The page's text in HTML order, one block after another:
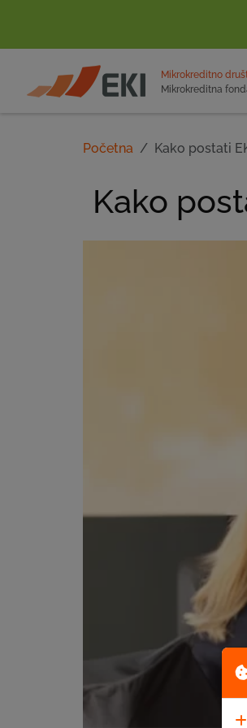
POČETNA
Mikrokreditno
Mikrokreditna
Početna Kako postati
Kako